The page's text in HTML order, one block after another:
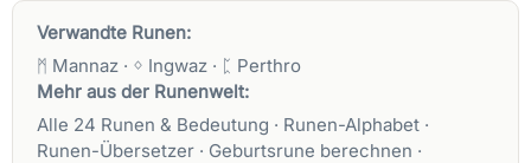
Verwandte Runen:
ᛗ Mannaz · ᛜ Ingwaz · ᛈ Perthro
Mehr aus der Runenwelt:
Alle 24 Runen & Bedeutung · Runen-Alphabet ·
Runen-Übersetzer · Geburtsrune berechnen ·